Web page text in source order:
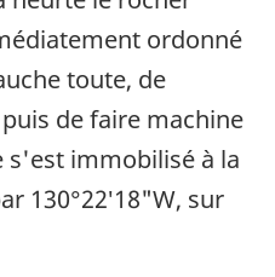
ordonné
toute, de
de faire machine
s'est immobilisé à la
130°22′18"W, sur